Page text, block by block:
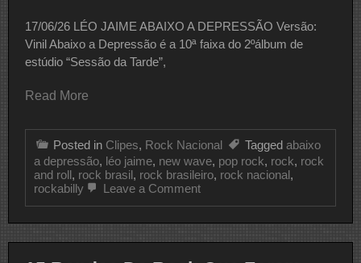
17/06/26 LÉO JAIME ABAIXO A DEPRESSÃO Versão:
Vinil Abaixo a Depressão é a 10ª faixa do 2ºálbum de
estúdio “Sessão da Tarde”,
Read More
Posted in Clipes, Rock Nacional Tagged abaixo
a depressão, léo jaime, new wave, pop rock, rock, rock
and roll, rock brasil, rock brasileiro, rock nacional,
rockabilly
Leave a Commenton
LÉO